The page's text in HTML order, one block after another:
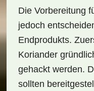
Die Vorbereitung
jedoch
Endprodukts.
Koriander
gehackt werden.
sollten